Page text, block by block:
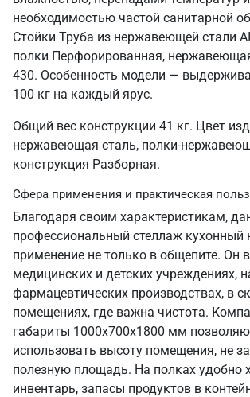
необходимостью частой санитарной
Стойки Труба из нержавеющей стали
полки Перфорированная,
430. Особенность модели —
100 кг на каждый ярус.
Общий вес конструкции 41 кг. Цвет
нержавеющая сталь, полки-
конструкция Разборная.
Сфера применения и практическая
Благодаря своим характеристикам,
профессиональный стеллаж
применение не только в общепите. Он
медицинских и детских учреждениях,
фармацевтических производствах, в
помещениях, где важна чистота.
габариты 1000х700х1800 мм
использовать высоту помещения, не
полезную площадь. На полках удобно
инвентарь, запасы продуктов в